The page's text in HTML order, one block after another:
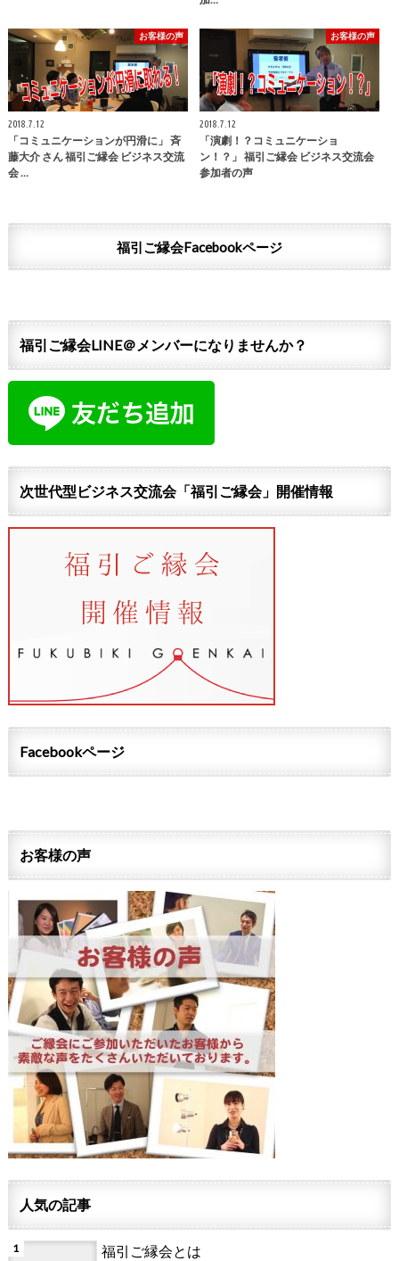
お客様の声
2018.7.12
「コミュニケーションが円滑に」 斉
藤大介 さん 福引ご縁会 ビジネス交流
会 …
お客様の声
2018.7.12
「演劇！？コミュニケーショ
ン！？」 福引ご縁会 ビジネス交流会
参加者の声
福引ご縁会Facebookページ
福引ご縁会LINE＠メンバーになりませんか？
次世代型ビジネス交流会「福引ご縁会」開催情報
Facebookページ
お客様の声
人気の記事
福引ご縁会とは